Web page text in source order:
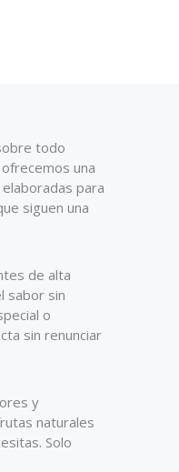
todo
una
para
siguen una
de alta
sabor sin
o
sin renunciar
y
naturales
Solo